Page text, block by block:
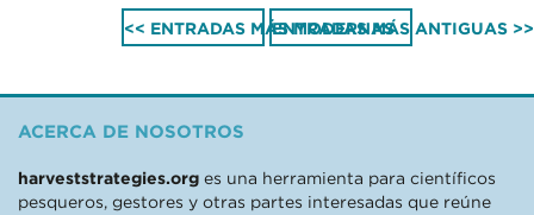
<< ENTRADAS MÁS MODERNASENTRADAS MÁS ANTIGUAS >>
ACERCA DE NOSOTROS
harveststrategies.org es una herramienta para científicos
pesqueros, gestores y otras partes interesadas que reúne